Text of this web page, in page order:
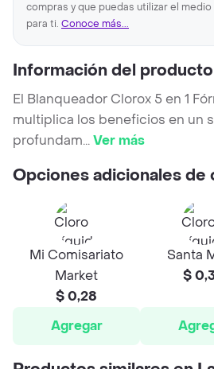
compras y que puedas utilizar el
para ti. Conoce más...
Información del producto
El Blanqueador Clorox 5 en 1
multiplica los beneficios en un
profundam...Ver más
Opciones adicionales de
Mi Comisariato
Market
$ 0,28
Agregar
Santa
$